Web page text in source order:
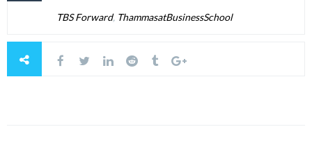
TBS Forward, ThammasatBusinessSchool